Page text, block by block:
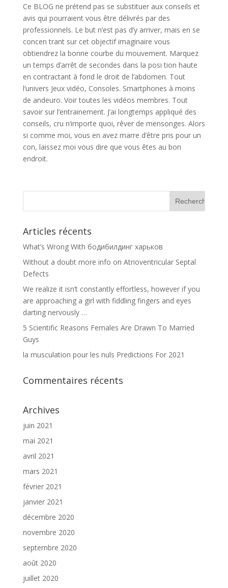
Ce BLOG ne prétend pas se substituer aux conseils et
avis qui pourraient vous être délivrés par des
professionnels. Le but n’est pas d’y arriver, mais en se
concen trant sur cet objectif imaginaire vous
obtiendrez la bonne courbe du mouvement. Marquez
un temps d’arrêt de secondes dans la posi tion haute
en contractant à fond le droit de l’abdomen. Tout
l’univers Jeux vidéo, Consoles. Smartphones à moins
de andeuro. Voir toutes les vidéos membres. Tout
savoir sur l’entrainement. J’ai longtemps appliqué des
conseils, cru n’importe quoi, rêver de mensonges. Alors
si comme moi, vous en avez marre d’être pris pour un
con, laissez moi vous dire que vous êtes au bon
endroit.
Articles récents
What’s Wrong With бодибилдинг харьков
Without a doubt more info on Atrioventricular Septal
Defects
We realize it isn’t constantly effortless, however if you
are approaching a girl with fiddling fingers and eyes
darting nervously …
5 Scientific Reasons Females Are Drawn To Married
Guys
la musculation pour les nuls Predictions For 2021
Commentaires récents
Archives
juin 2021
mai 2021
avril 2021
mars 2021
février 2021
janvier 2021
décembre 2020
novembre 2020
septembre 2020
août 2020
juillet 2020